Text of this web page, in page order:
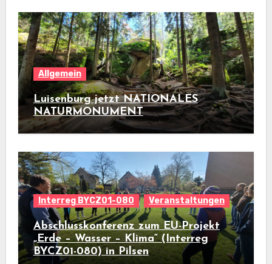
Allgemein
Luisenburg jetzt NATIONALES
NATURMONUMENT
Interreg BYCZ01-080 Veranstaltungen
Abschlusskonferenz zum EU-Projekt
„Erde – Wasser – Klima“ (Interreg
BYCZ01-080) in Pilsen